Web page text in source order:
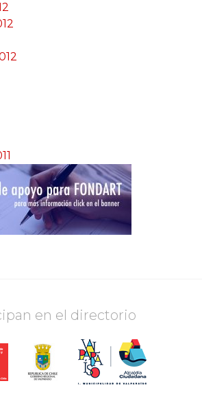
en el directorio